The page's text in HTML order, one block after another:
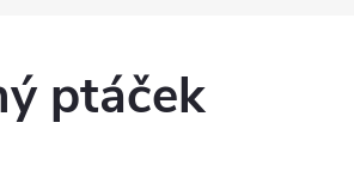
ptáček